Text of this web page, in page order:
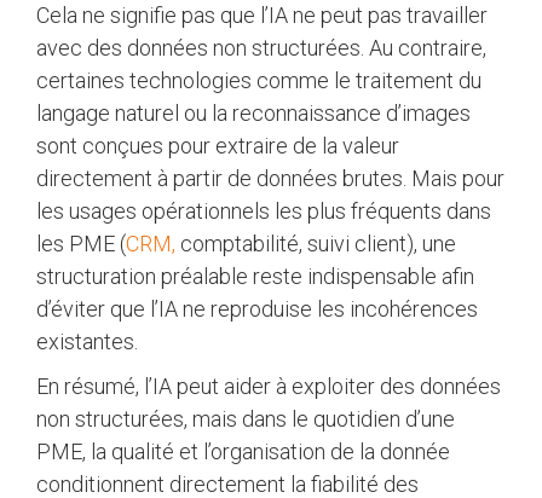
Cela ne signifie pas que l’IA ne peut pas travailler
avec des données non structurées. Au contraire,
certaines technologies comme le traitement du
langage naturel ou la reconnaissance d’images
sont conçues pour extraire de la valeur
directement à partir de données brutes. Mais pour
les usages opérationnels les plus fréquents dans
les PME (CRM, comptabilité, suivi client), une
structuration préalable reste indispensable afin
d’éviter que l’IA ne reproduise les incohérences
existantes.
En résumé, l’IA peut aider à exploiter des données
non structurées, mais dans le quotidien d’une
PME, la qualité et l’organisation de la donnée
conditionnent directement la fiabilité des